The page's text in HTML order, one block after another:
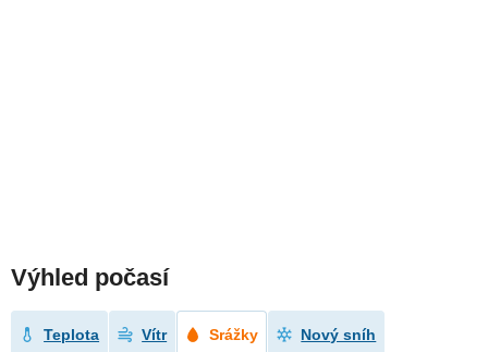
Výhled počasí
Teplota Vítr Srážky Nový sníh